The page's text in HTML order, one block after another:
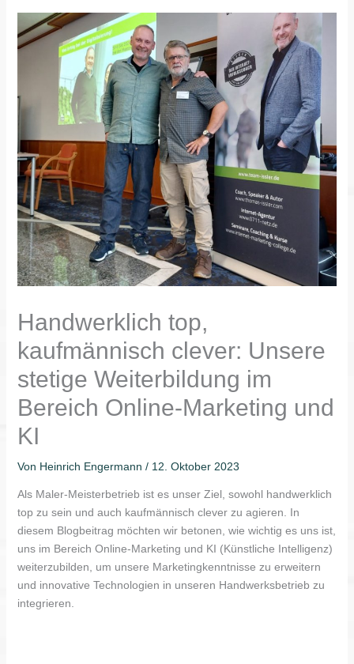
Handwerklich top,
kaufmännisch clever: Unsere
stetige Weiterbildung im
Bereich Online-Marketing und
KI
Von Heinrich Engermann / 12. Oktober 2023
Als Maler-Meisterbetrieb ist es unser Ziel, sowohl handwerklich
top zu sein und auch kaufmännisch clever zu agieren. In
diesem Blogbeitrag möchten wir betonen, wie wichtig es uns ist,
uns im Bereich Online-Marketing und KI (Künstliche Intelligenz)
weiterzubilden, um unsere Marketingkenntnisse zu erweitern
und innovative Technologien in unseren Handwerksbetrieb zu
integrieren.